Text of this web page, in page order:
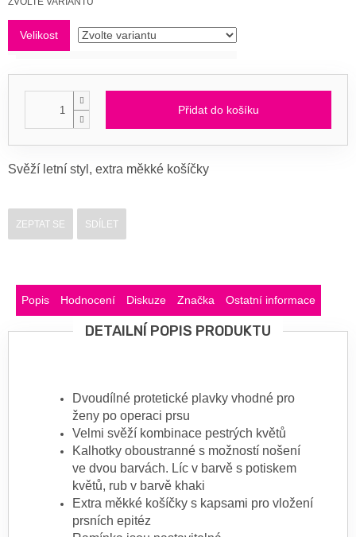
Velikost
Přidat do košíku
Svěží letní styl, extra měkké košíčky
ZEPTAT SE SDÍLET
Popis Hodnocení Diskuze Značka Ostatní informace
DETAILNÍ POPIS PRODUKTU
Dvoudílné protetické plavky vhodné pro
ženy po operaci prsu
Velmi svěží kombinace pestrých květů
Kalhotky oboustranné s možností nošení
ve dvou barvách. Líc v barvě s potiskem
květů, rub v barvě khaki
Extra měkké košíčky s kapsami pro vložení
prsních epitéz